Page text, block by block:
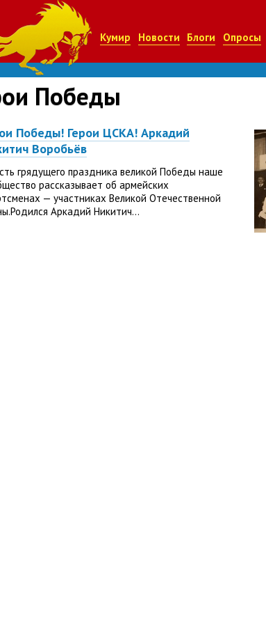
Кумир Новости Блоги Опросы
Победы
Победы! Герои ЦСКА! Аркадий
Воробьёв
грядущего праздника великой Победы наше
рассказывает об армейских
— участниках Великой Отечественной
Аркадий Никитич...